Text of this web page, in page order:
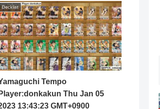
Decklist
Tempo
Player:donkakun Thu Jan 05
13:43:23 GMT+0900